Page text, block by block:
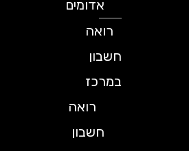
אדומים
רואה
חשבון
במרכז
רואה
חשבון